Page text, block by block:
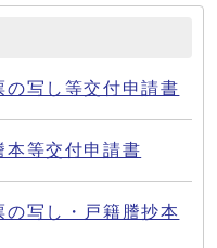
の写し等交付申請書
本等交付申請書
の写し・戸籍謄抄本